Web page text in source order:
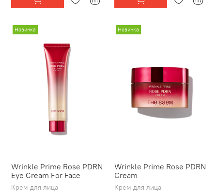
Новинка
Wrinkle Prime Rose PDRN
Eye Cream For Face
Крем для лица
Новинка
Wrinkle Prime Rose PDRN
Cream
Крем для лица